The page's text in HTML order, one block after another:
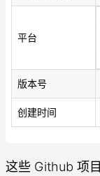
平台
版本号
创建时间
这些 Github 项